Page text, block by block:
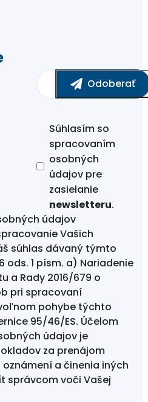
Súhlasím so
spracovaním
osobných
údajov pre
zasielanie
newsletteru.
údajov
Vašich
súhlas dávaný týmto
ods. 1 písm. a) Nariadenie
a Rady 2016/679 o
pri spracovaní
pohybe týchto
95/46/ES. Účelom
údajov je
za prenájom
a činenia iných
správcom voči Vašej